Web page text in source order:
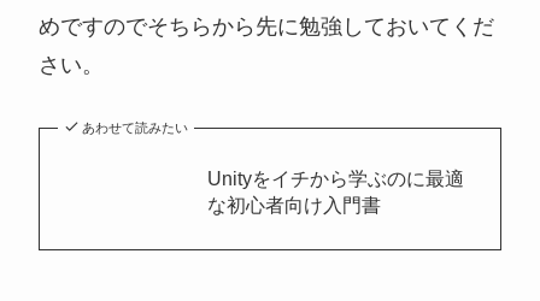
めですのでそちらから先に勉強しておいてくだ
さい。
あわせて読みたい
Unityをイチから学ぶのに最適
な初心者向け入門書